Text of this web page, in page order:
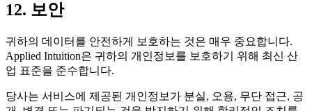
12. 보안
귀하의 데이터를 안전하게 보호하는 것은 매우 중요합니다.
Applied Intuition은 귀하의 개인정보를 보호하기 위해 최신 산
업 표준을 준수합니다.
당사는 서비스에 제공된 개인정보가 분실, 오용, 무단 접근, 공